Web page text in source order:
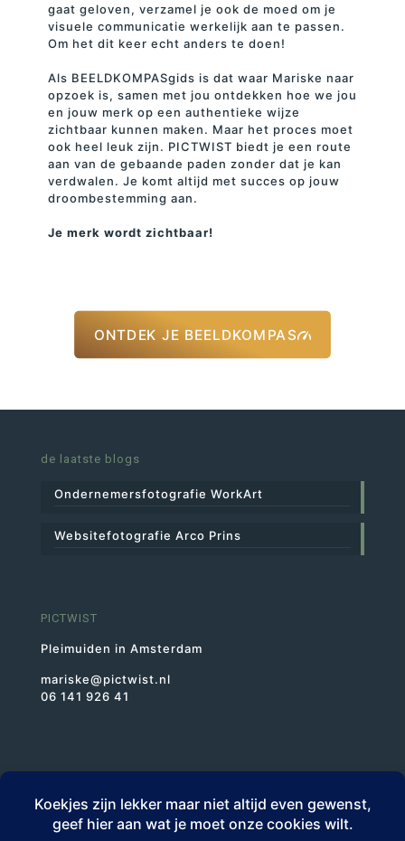
gaat geloven, verzamel je ook de moed om je
visuele communicatie werkelijk aan te passen.
Om het dit keer echt anders te doen!
Als BEELDKOMPASgids is dat waar Mariske naar
opzoek is, samen met jou ontdekken hoe we jou
en jouw merk op een authentieke wijze
zichtbaar kunnen maken. Maar het proces moet
ook heel leuk zijn. PICTWIST biedt je een route
aan van de gebaande paden zonder dat je kan
verdwalen. Je komt altijd met succes op jouw
droombestemming aan.
Je merk wordt zichtbaar!
ONTDEK JE BEELDKOMPAS
de laatste blogs
Ondernemersfotografie WorkArt
Websitefotografie Arco Prins
PICTWIST
Pleimuiden in Amsterdam
mariske@pictwist.nl
06 141 926 41
KvK 30227193